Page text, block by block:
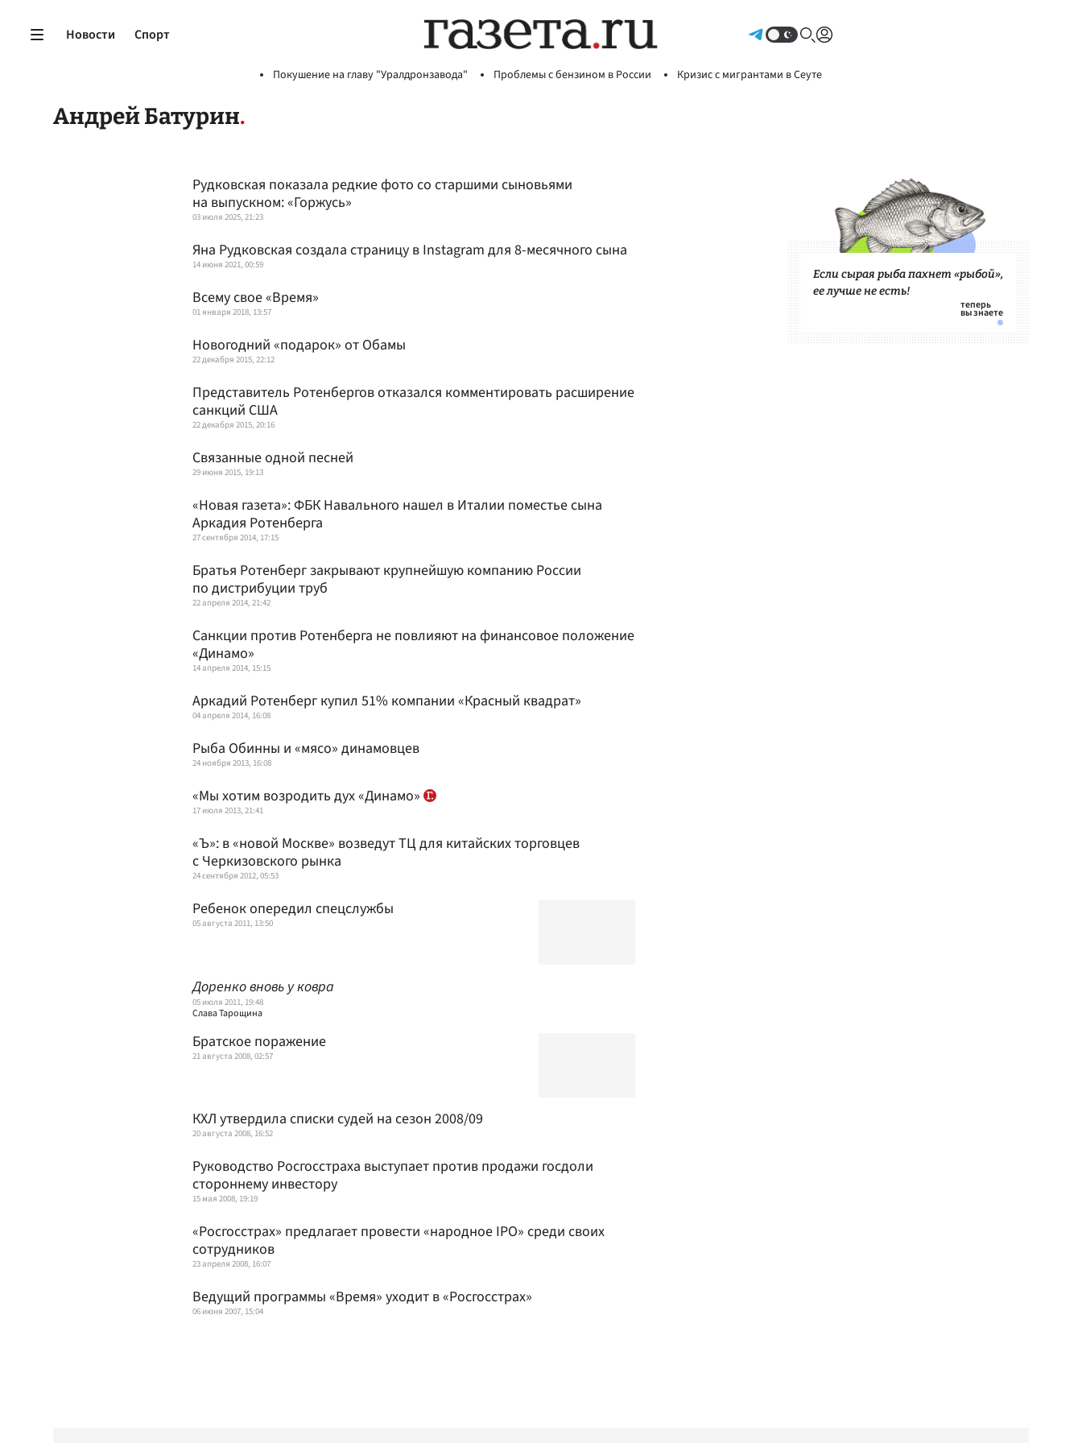
Новости Спорт
Покушение на главу "Уралдронзавода" Проблемы с бензином в России Кризис с мигрантами в Сеуте
Андрей Батурин
Рудковская показала редкие фото со старшими сыновьями
на выпускном: «Горжусь»
03 июля 2025, 21:23
Яна Рудковская создала страницу в Instagram для 8-месячного сына
14 июня 2021, 00:59
Всему свое «Время»
01 января 2018, 13:57
Новогодний «подарок» от Обамы
22 декабря 2015, 22:12
Представитель Ротенбергов отказался комментировать расширение
санкций США
22 декабря 2015, 20:16
Связанные одной песней
29 июня 2015, 19:13
«Новая газета»: ФБК Навального нашел в Италии поместье сына
Аркадия Ротенберга
27 сентября 2014, 17:15
Братья Ротенберг закрывают крупнейшую компанию России
по дистрибуции труб
22 апреля 2014, 21:42
Санкции против Ротенберга не повлияют на финансовое положение
«Динамо»
14 апреля 2014, 15:15
Аркадий Ротенберг купил 51% компании «Красный квадрат»
04 апреля 2014, 16:08
Рыба Обинны и «мясо» динамовцев
24 ноября 2013, 16:08
«Мы хотим возродить дух «Динамо»
17 июля 2013, 21:41
«Ъ»: в «новой Москве» возведут ТЦ для китайских торговцев
с Черкизовского рынка
24 сентября 2012, 05:53
Ребенок опередил спецслужбы
05 августа 2011, 13:50
Доренко вновь у ковра
05 июля 2011, 19:48
Слава Тарощина
Братское поражение
21 августа 2008, 02:57
КХЛ утвердила списки судей на сезон 2008/09
20 августа 2008, 16:52
Руководство Росгосстраха выступает против продажи госдоли
стороннему инвестору
15 мая 2008, 19:19
«Росгосстрах» предлагает провести «народное IPO» среди своих
сотрудников
23 апреля 2008, 16:07
Ведущий программы «Время» уходит в «Росгосстрах»
06 июня 2007, 15:04
Если сырая рыба пахнет «рыбой»,
ее лучше не есть!